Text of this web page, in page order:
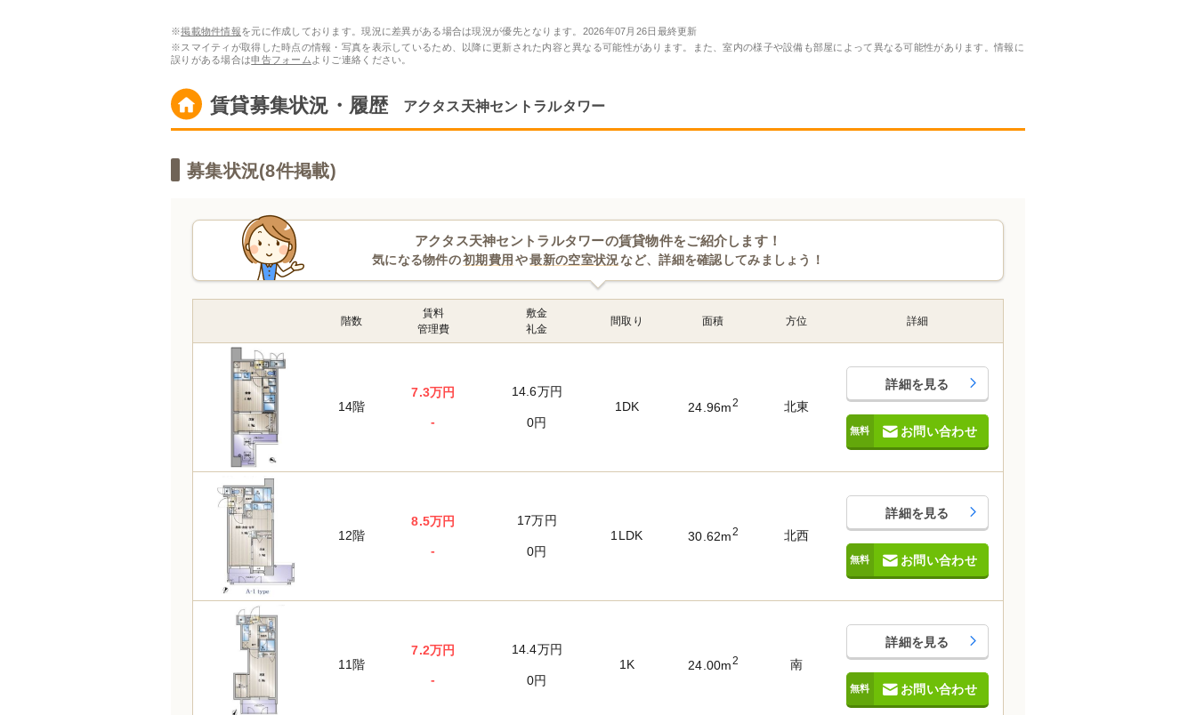
※掲載物件情報を元に作成しております。現況に差異がある場合は現況が優先となります。 2026年07月26日最終更新
※スマイティが取得した時点の情報・写真を表示しているため、以降に更新された内容と異なる可能性があります。また、室内の様子や設備も部屋によって異なる可能性があります。情報に
誤りがある場合は申告フォーム よりご連絡ください。
賃貸募集状況・履歴 アクタス天神セントラルタワー
募集状況(8件掲載)
アクタス天神セントラルタワーの賃貸物件をご紹介します！
気になる物件の初期費用 や最新の空室状況など、詳細を確認してみましょう！
階数
賃料
管理費
敷金
礼金
間取り 面積 方位 詳細
14階
7.3万円
-
14.6万円
0円
1DK 24.96m2 北東
詳細を見る
お問い合わせ
12階
8.5万円
-
17万円
0円
1LDK 30.62m2 北西
詳細を見る
お問い合わせ
11階
7.2万円
-
14.4万円
0円
1K 24.00m2 南
詳細を見る
お問い合わせ